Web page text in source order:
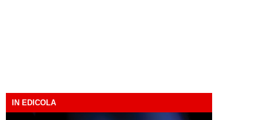
IN EDICOLA